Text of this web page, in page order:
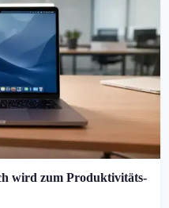
wird zum Produktivitäts-